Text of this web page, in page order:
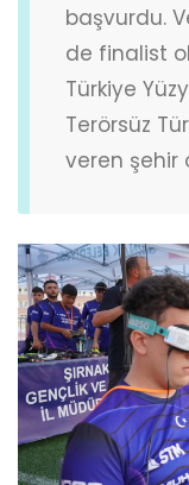
başvurdu.
de finalist
Türkiye
Terörsüz
veren şehir